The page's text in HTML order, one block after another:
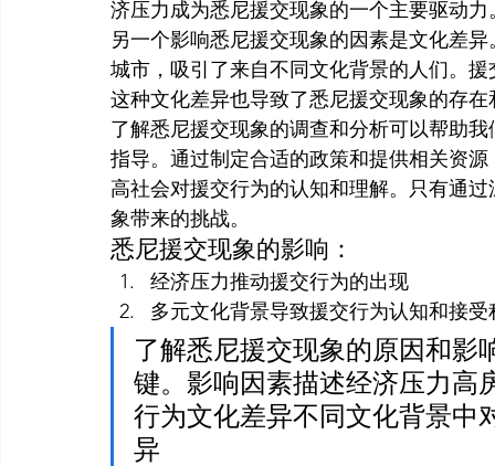
济压力成为悉尼援交现象的一个主要驱动力
另一个影响悉尼援交现象的因素是文化差
城市，吸引了来自不同文化背景的人们。
这种文化差异也导致了悉尼援交现象的存在
了解悉尼援交现象的调查和分析可以帮助
指导。通过制定合适的政策和提供相关资
高社会对援交行为的认知和理解。只有通
象带来的挑战。
悉尼援交现象的影响：
经济压力推动援交行为的出现
多元文化背景导致援交行为认知和接受
了解悉尼援交现象的原因和影
键。影响因素描述经济压力高
行为文化差异不同文化背景中
异